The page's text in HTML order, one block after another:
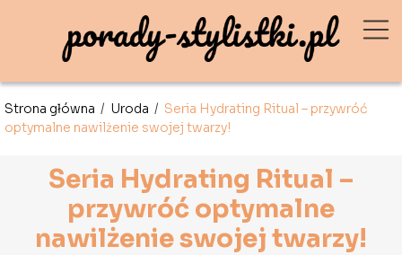
Strona główna / Uroda / Seria Hydrating Ritual – przywróć
optymalne nawilżenie swojej twarzy!
Seria Hydrating Ritual –
przywróć optymalne
nawilżenie swojej twarzy!